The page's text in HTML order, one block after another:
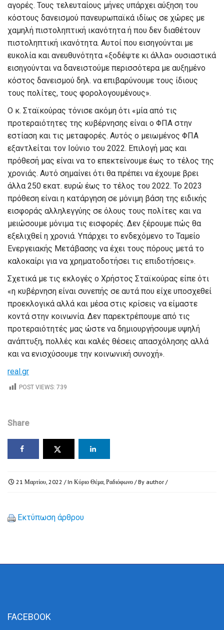
αγορές. Τους τελευταίους μήνες υπάρχει αύξηση του
κόστους δανεισμού πανευρωπαϊκά ιδίως σε χώρες με
χαμηλή πιστοληπτική ικανότητα ή που δεν διαθέτουν
πιστοληπτική ικανότητα. Αυτοί που εισηγούνται με
ευκολία και ανευθυνότητα «ξοδέψτε κι άλλα» ουσιαστικά
εισηγούνται να δανειστούμε περισσότερα με αυξημένο
κόστος δανεισμού δηλ. να επιβαρύνουμε τους ίδιους
τους πολίτες, τους φορολογουμένους».
Ο κ. Σταϊκούρας τόνισε ακόμη ότι «μία από τις
προτεραιότητες της κυβέρνησης είναι ο ΦΠΑ στην
εστίαση και τις μεταφορές. Αυτός ο μειωμένος ΦΠΑ
εξαντλείται τον Ιούνιο του 2022. Επιλογή μας και
πρόθεσή μας είναι να το επεκτείνουμε έως το τέλος της
χρονιάς. Αυτό σημαίνει ότι θα πρέπει να έχουμε βρει
άλλα 250 εκατ. ευρώ έως το τέλος του 2022. Το 2023
πρόθεση είναι η κατάργηση σε μόνιμη βάση της ειδικής
εισφοράς αλληλεγγύης σε όλους τους πολίτες και να
μειώσουμε μόνιμα τις εισφορές. Δεν ξέρουμε πώς θα
εξελιχθεί η χρονιά. Υπάρχει το ενδεχόμενο το Ταμείο
Ενεργειακής Μετάβασης να έχει τους πόρους μετά το
καλοκαίρι για να χρηματοδοτήσει τις επιδοτήσεις».
Σχετικά με τις εκλογές ο Χρήστος Σταϊκούρας είπε ότι
«η κυβέρνηση είναι συνεπής σε αυτά που είχε υποσχεθεί
προεκλογικά αλλά και μέσα στις κρίσεις να είμαστε
κοντά στην κοινωνία. Δεν παρεκτρέπουμε από τις
προτεραιότητές μας ώστε να δημιουργήσουμε υψηλή
ανάπτυξη, πολλές και καλές θέσεις απασχόλησης αλλά
και να ενισχύσουμε την κοινωνική συνοχή».
real.gr
POST VIEWS: 739
Share
21 Μαρτίου, 2022 / In Κύριο Θέμα, Ραδιόφωνο / By author /
Εκτύπωση άρθρου
FACEBOOK